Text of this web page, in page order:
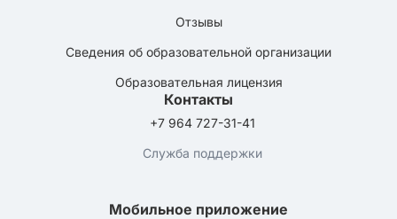
Отзывы
Сведения об образовательной организации
Образовательная лицензия
Контакты
+7 964 727-31-41
Служба поддержки
Мобильное приложение